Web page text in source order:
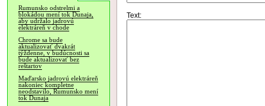
Rumunsko odstrelmi a
blokádou mení tok Dunaja,
aby udržalo jadrovú
elektráreň v chode
Chrome sa bude
aktualizovať dvakrát
týždenne, v budúcnosti sa
bude aktualizovať bez
reštartov
Maďarsko jadrovú elektráreň
nakoniec kompletne
neodstavilo, Rumunsko mení
tok Dunaja
Text: